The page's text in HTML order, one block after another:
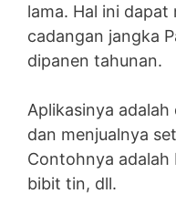
lama. Hal ini dapat
cadangan jangka
dipanen tahunan.
Aplikasinya
dan menjualnya
Contohnya
bibit tin, dll.